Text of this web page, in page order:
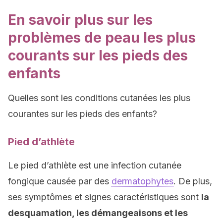
En savoir plus sur les
problèmes de peau les plus
courants sur les pieds des
enfants
Quelles sont les conditions cutanées les plus
courantes sur les pieds des enfants?
Pied d’athlète
Le pied d’athlète est une infection cutanée
fongique causée par des dermatophytes. De plus,
ses symptômes et signes caractéristiques sont la
desquamation, les démangeaisons et les